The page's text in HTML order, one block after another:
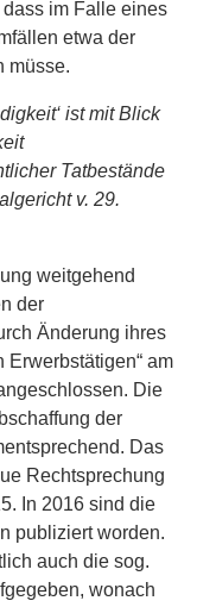
im Falle eines
etwa der
müsse.
ist mit Blick
Tatbe­stände
v. 29.
weitgehend
der
Änderung ihres
Erwerbstätigen“ am
Die
der
Das
Rechtsprechung
In 2016 sind die
publiziert worden.
auch die sog.
wonach